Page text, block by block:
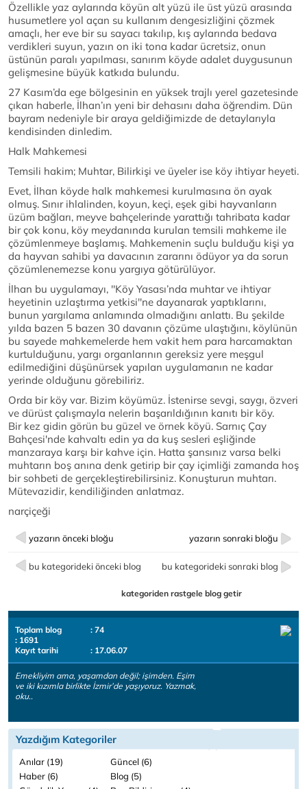
Özellikle yaz aylarında köyün alt yüzü ile üst yüzü arasında
husumetlere yol açan su kullanım dengesizliğini çözmek
amaçlı, her eve bir su sayacı takılıp, kış aylarında bedava
verdikleri suyun, yazın on iki tona kadar ücretsiz, onun
üstünün paralı yapılması, sanırım köyde adalet duygusunun
gelişmesine büyük katkıda bulundu.
27 Kasım’da ege bölgesinin en yüksek trajlı yerel gazetesinde
çıkan haberle, İlhan’ın yeni bir dehasını daha öğrendim. Dün
bayram nedeniyle bir araya geldiğimizde de detaylarıyla
kendisinden dinledim.
Halk Mahkemesi
Temsili hakim; Muhtar, Bilirkişi ve üyeler ise köy ihtiyar heyeti.
Evet, İlhan köyde halk mahkemesi kurulmasına ön ayak
olmuş. Sınır ihlalinden, koyun, keçi, eşek gibi hayvanların
üzüm bağları, meyve bahçelerinde yarattığı tahribata kadar
bir çok konu, köy meydanında kurulan temsili mahkeme ile
çözümlenmeye başlamış. Mahkemenin suçlu bulduğu kişi ya
da hayvan sahibi ya davacının zararını ödüyor ya da sorun
çözümlenemezse konu yargıya götürülüyor.
İlhan bu uygulamayı, ''Köy Yasası’nda muhtar ve ihtiyar
heyetinin uzlaştırma yetkisi''ne dayanarak yaptıklarını,
bunun yargılama anlamında olmadığını anlattı. Bu şekilde
yılda bazen 5 bazen 30 davanın çözüme ulaştığını, köylünün
bu sayede mahkemelerde hem vakit hem para harcamaktan
kurtulduğunu, yargı organlarının gereksiz yere meşgul
edilmediğini düşünürsek yapılan uygulamanın ne kadar
yerinde olduğunu görebiliriz.
Orda bir köy var. Bizim köyümüz. İstenirse sevgi, saygı, özveri
ve dürüst çalışmayla nelerin başarıldığının kanıtı bir köy.
Bir kez gidin görün bu güzel ve örnek köyü. Sarnıç Çay
Bahçesi'nde kahvaltı edin ya da kuş sesleri eşliğinde
manzaraya karşı bir kahve için. Hatta şansınız varsa belki
muhtarın boş anına denk getirip bir çay içimliği zamanda hoş
bir sohbeti de gerçekleştirebilirsiniz. Konuşturun muhtarı.
Mütevazidir, kendiliğinden anlatmaz.
narçiçeği
yazarın önceki bloğu yazarın sonraki bloğu
bu kategorideki önceki blog bu kategorideki sonraki blog
kategoriden rastgele blog getir
Toplam blog
: 74
: 1691
Kayıt tarihi
: 17.06.07
Emekliyim ama, yaşamdan değil; işimden. Eşim
ve iki kızımla birlikte İzmir’de yaşıyoruz. Yazmak,
oku..
Yazdığım Kategoriler
Anılar (19)
Güncel (6)
Haber (6)
Blog (5)